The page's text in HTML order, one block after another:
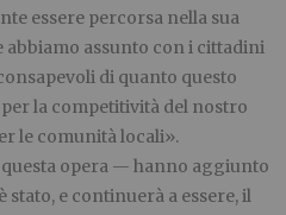
essere percorsa nella sua
abbiamo assunto con i cittadini
di quanto questo
la competitività del nostro
le comunità locali».
questa opera — hanno aggiunto
stato, e continuerà a essere, il